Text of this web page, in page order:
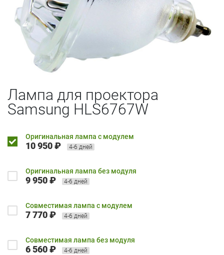
Лампа для проектора
Samsung HLS6767W
Оригинальная лампа с модулем
10 950 ₽ 4-6 дней
Оригинальная лампа без модуля
9 950 ₽ 4-6 дней
Совместимая лампа с модулем
7 770 ₽ 4-6 дней
Совместимая лампа без модуля
6 560 ₽ 4-6 дней